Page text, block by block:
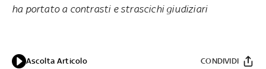
ha portato a contrasti e strascichi giudiziari
Ascolta Articolo
CONDIVIDI